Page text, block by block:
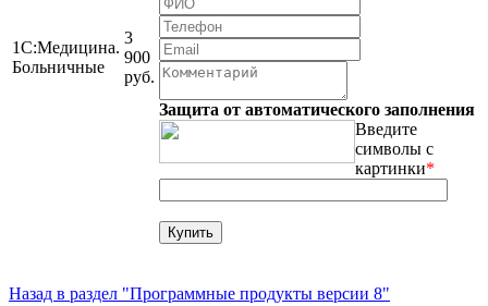
1С:Медицина.
Больничные
3
900
руб.
Защита от автоматического заполнения
Введите
символы с
картинки*
Назад в раздел "Программные продукты версии 8"